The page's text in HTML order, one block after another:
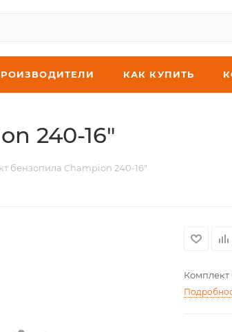
КАК КУПИТЬ
240-16"
бензопила Champion 240-16"
Комплект